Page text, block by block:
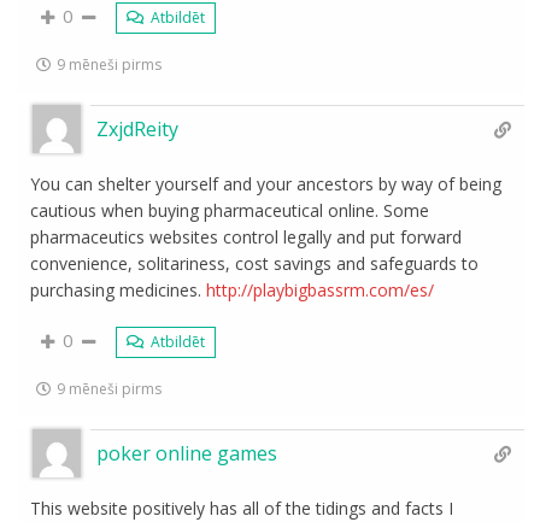
0 Atbildēt
9 mēneši pirms
ZxjdReity
You can shelter yourself and your ancestors by way of being
cautious when buying pharmaceutical online. Some
pharmaceutics websites control legally and put forward
convenience, solitariness, cost savings and safeguards to
purchasing medicines.http://playbigbassrm.com/es/
0 Atbildēt
9 mēneši pirms
poker online games
This website positively has all of the tidings and facts I